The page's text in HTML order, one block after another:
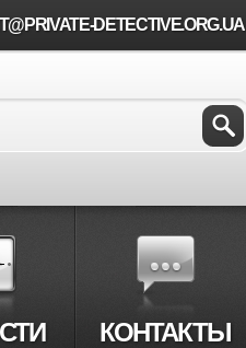
КОНТАКТЫ
DETECTIVE.ORG.UA